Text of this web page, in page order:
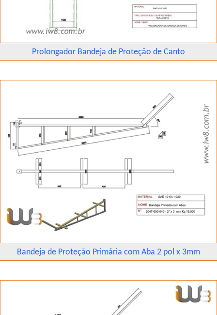
Prolongador Bandeja de Proteção de Canto
Bandeja de Proteção Primária com Aba 2 pol x 3mm